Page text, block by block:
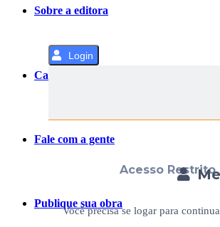
Sobre a editora
Categorias
Fale com a gente
Publique sua obra
Login
Acesso Restrito
Você precisa se logar para